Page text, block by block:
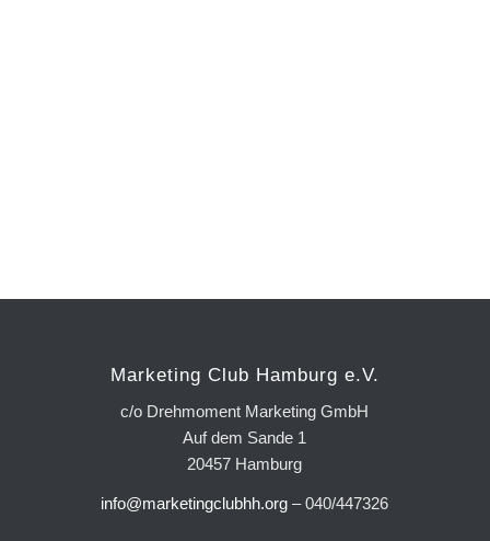
Marketing Club Hamburg e.V.
c/o Drehmoment Marketing GmbH
Auf dem Sande 1
20457 Hamburg
info@marketingclubhh.org – 040/447326